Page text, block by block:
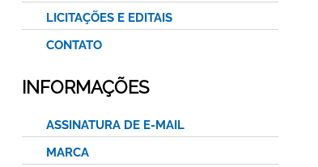
LICITAÇÕES E EDITAIS
CONTATO
INFORMAÇÕES
ASSINATURA DE E-MAIL
MARCA